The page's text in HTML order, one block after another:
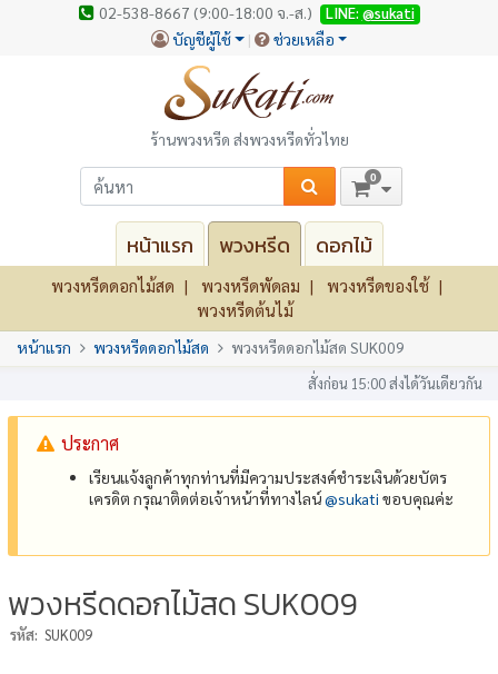
02-538-8667 (9:00-18:00 จ.-ส.) LINE: @sukati
บัญชีผู้ใช้ ช่วยเหลือ
ร้านพวงหรีด ส่งพวงหรีดทั่วไทย
0
หน้าแรก พวงหรีด ดอกไม้
พวงหรีดดอกไม้สด พวงหรีดพัดลม
พวงหรีดของใช้
พวงหรีดต้นไม้
หน้าแรก พวงหรีดดอกไม้สด พวงหรีดดอกไม้สด SUK009
สั่งก่อน 15:00 ส่งได้วันเดียวกัน
ประกาศ
เรียนแจ้งลูกค้าทุกท่านที่มีความประสงค์ชำระเงินด้วยบัตร
เครดิต กรุณาติดต่อเจ้าหน้าที่ทางไลน์@‌sukati ขอบคุณค่ะ
พวงหรีดดอกไม้สด SUK009
รหัส: SUK009